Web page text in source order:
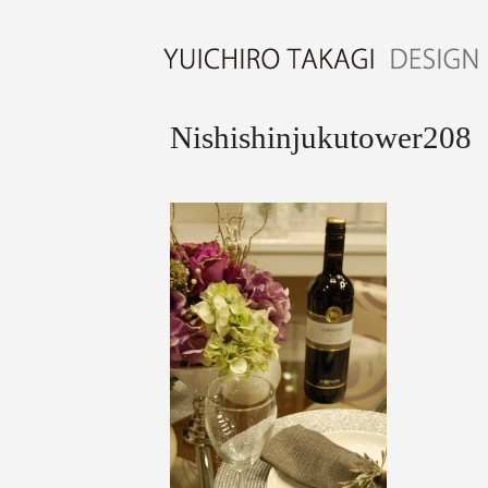
Nishishinjukutower208